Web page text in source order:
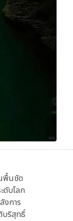
พื้นชัด
ดับโลก
งการ
บริสุทธิ์